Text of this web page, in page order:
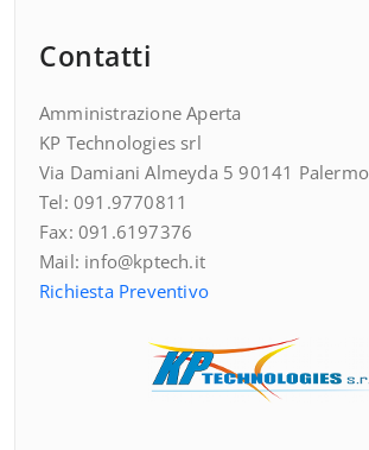
Contatti
Amministrazione Aperta
KP Technologies srl
Via Damiani Almeyda 5 90141 Palermo
Tel: 091.9770811
Fax: 091.6197376
Mail: info@kptech.it
Richiesta Preventivo